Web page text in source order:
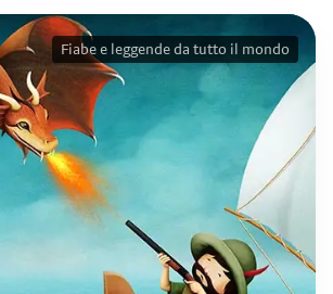
Fiabe e leggende da tutto il mondo